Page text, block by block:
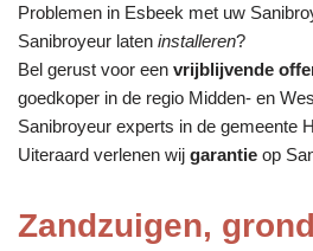
Problemen in Esbeek met uw
Sanibroyeur laten installeren?
Bel gerust voor een vrijblijvende
goedkoper in de regio Midden- en
Sanibroyeur experts in de gemeente
Uiteraard verlenen wij garantie op
Zandzuigen,